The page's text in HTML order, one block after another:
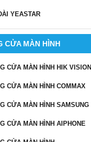
YEASTAR
CỬA MÀN HÌNH
CỬA MÀN HÌNH HIK VISION
CỬA MÀN HÌNH COMMAX
CỬA MÀN HÌNH SAMSUNG
CỬA MÀN HÌNH AIPHONE